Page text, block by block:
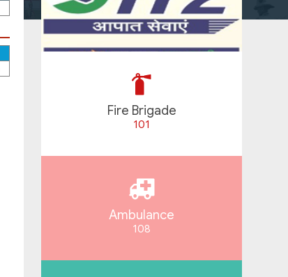
Fire Brigade
101
Ambulance
108